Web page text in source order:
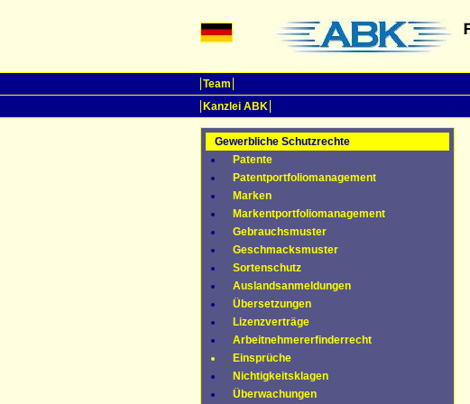
Team
Kanzlei ABK
Gewerbliche Schutzrechte
Patente
Patentportfoliomanagement
Marken
Markentportfoliomanagement
Gebrauchsmuster
Geschmacksmuster
Sortenschutz
Auslandsanmeldungen
Übersetzungen
Lizenzverträge
Arbeitnehmererfinderrecht
Einsprüche
Nichtigkeitsklagen
Überwachungen